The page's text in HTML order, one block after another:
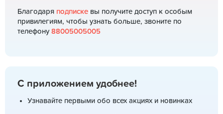
Благодаря подписке вы получите доступ к особым
привилегиям, чтобы узнать больше, звоните по
телефону 88005005005
С приложением удобнее!
Узнавайте первыми обо всех акциях и новинках